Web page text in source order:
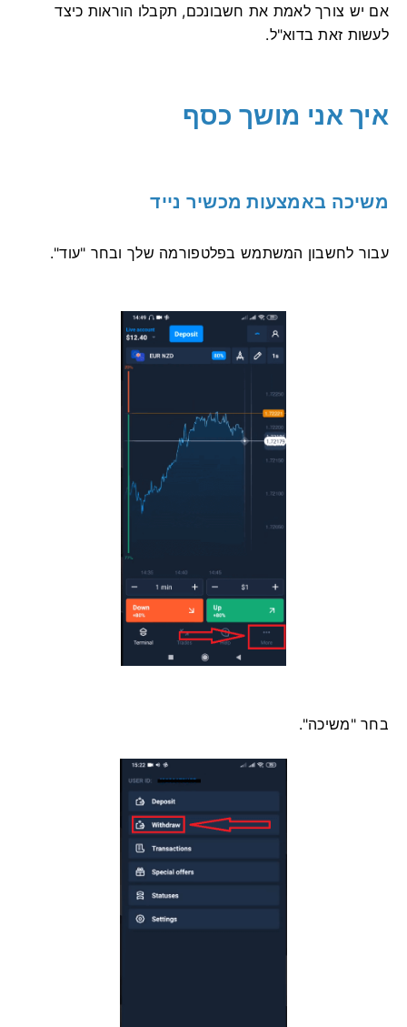
אם יש צורך לאמת את חשבונכם, תקבלו הוראות כיצד
לעשות זאת בדוא"ל.
איך אני מושך כסף
משיכה באמצעות מכשיר נייד
עבור לחשבון המשתמש בפלטפורמה שלך ובחר "עוד".
בחר "משיכה".